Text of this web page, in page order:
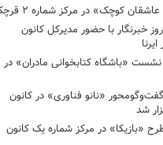
کوچک» در مرکز شماره ۲ قرچک
خبرنگار با حضور مدیرکل کانون
«باشگاه کتابخوانی مادران» در
گفت‌وگومحور «نانو فناوری» در کانون
شد
«بازیکا» در مرکز شماره یک کانون